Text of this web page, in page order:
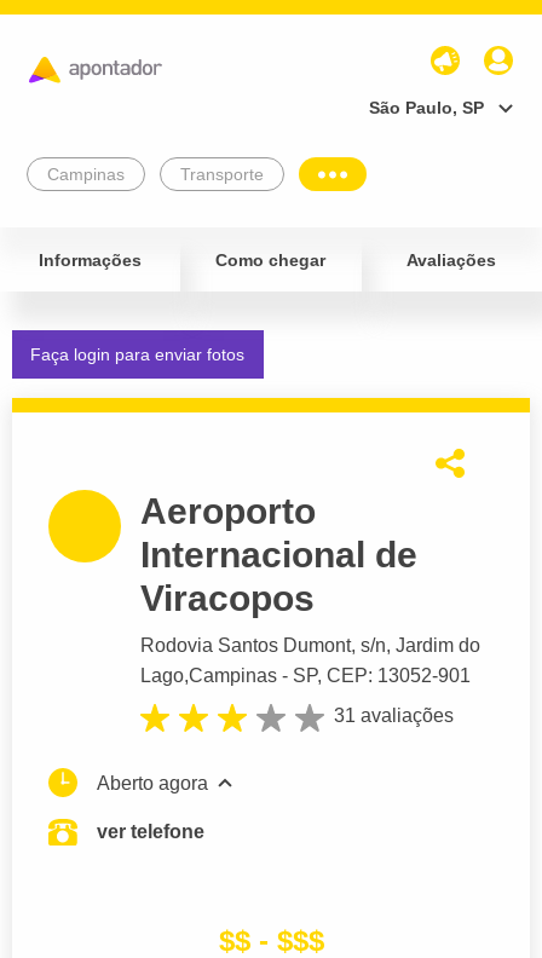
São Paulo, SP
Campinas Transporte
Informações Como chegar Avaliações
Faça login para enviar fotos
Aeroporto
Internacional de
Viracopos
Rodovia Santos Dumont, s/n, Jardim do
Lago,Campinas - SP, CEP: 13052-901
31 avaliações
Aberto agora
ver telefone
$$ - $$$